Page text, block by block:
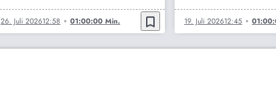
26. Juli 202612:58 01:00:00 Min. bookmark_border 19. Juli 202612:45